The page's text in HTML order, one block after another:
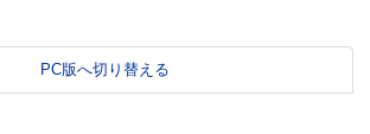
PC版へ切り替える